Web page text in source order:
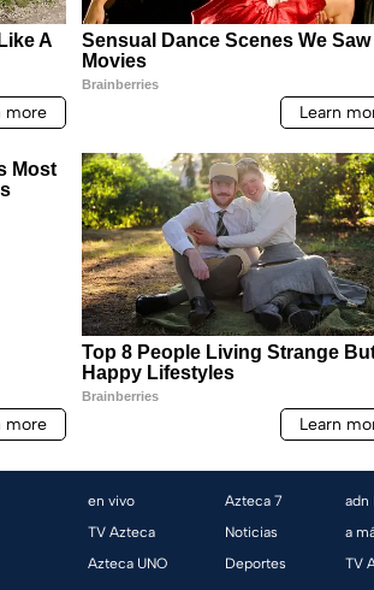
en vivo
TV Azteca
Azteca UNO
Azteca 7
Noticias
Deportes
adn
a
TV